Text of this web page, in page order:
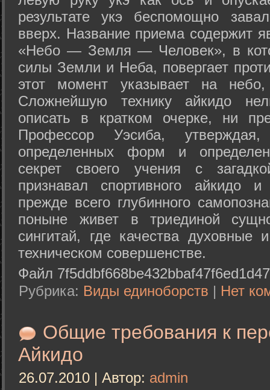
результате укэ беспомощно
вверх. Название приема содержит
«Небо — Земля — Человек», в
силы Земли и Неба, повергает
этот момент указывает на
Сложнейшую технику айкидо
описать в кратком очерке, ни
Профессор Уэсиба,
определенных форм и
секрет своего учения с
признавал спортивного айкидо
прежде всего глубинного
поныне живет в триединой
сингитай, где качества духовные
техническом совершенстве.
Файл
Рубрика: Виды единоборств | Нет
Общие требования к
Айкидо
26.07.2010 | Автор: admin